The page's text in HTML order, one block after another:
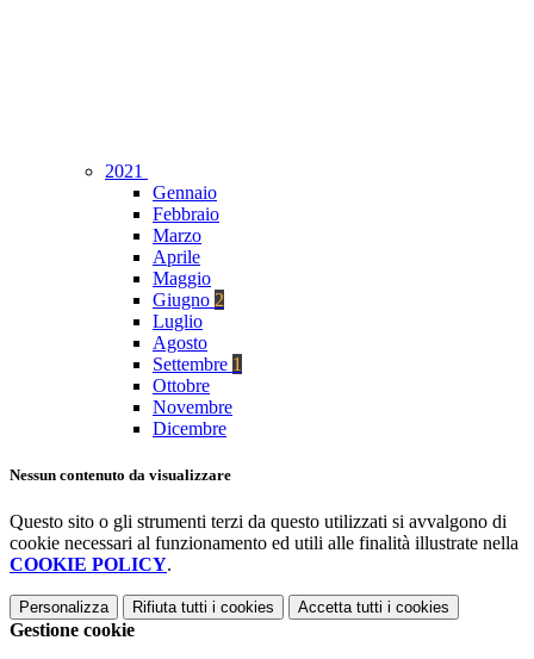
2021
Gennaio
Febbraio
Marzo
Aprile
Maggio
Giugno 2
Luglio
Agosto
Settembre 1
Ottobre
Novembre
Dicembre
Nessun contenuto da visualizzare
Questo sito o gli strumenti terzi da questo utilizzati si avvalgono di
cookie necessari al funzionamento ed utili alle finalità illustrate nella
COOKIE POLICY.
Personalizza Rifiuta tutti i cookies Accetta tutti i cookies
Gestione cookie